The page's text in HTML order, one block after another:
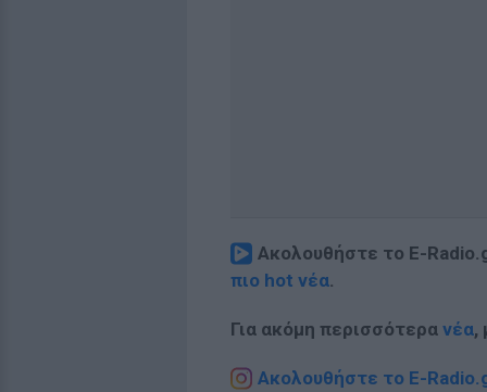
Ακολουθήστε το E-
πιο hot νέα.
Για ακόμη περισσότερα νέα,
Ακολουθήστε το E-